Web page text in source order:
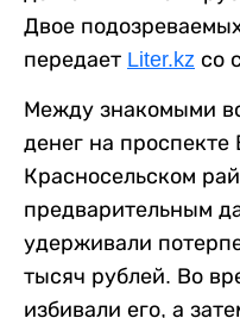
Двое
передает Liter.kz со
Между знакомыми
денег на проспекте
Красносельском
предварительным
удерживали
тысяч рублей. Во
избивали его, а